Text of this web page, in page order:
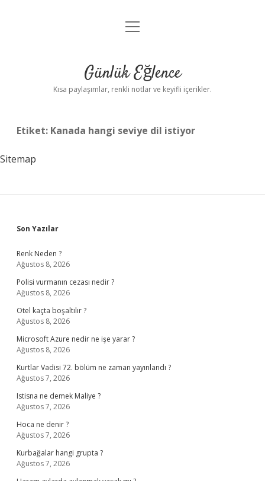
Anasayfa
Yasal Uyarı
menüyü
Günlük Eğlence
Kısa paylaşımlar, renkli notlar ve keyifli içerikler.
Etiket: Kanada hangi seviye dil istiyor
Sitemap
Sidebar
Son Yazılar
Renk Neden ?
Ağustos 8, 2026
Polisi vurmanın cezası nedir ?
Ağustos 8, 2026
Otel kaçta boşaltılır ?
Ağustos 8, 2026
Microsoft Azure nedir ne işe yarar ?
Ağustos 8, 2026
Kurtlar Vadisi 72. bölüm ne zaman yayınlandı ?
Ağustos 7, 2026
Istisna ne demek Maliye ?
Ağustos 7, 2026
Hoca ne denir ?
Ağustos 7, 2026
Kurbağalar hangi grupta ?
Ağustos 7, 2026